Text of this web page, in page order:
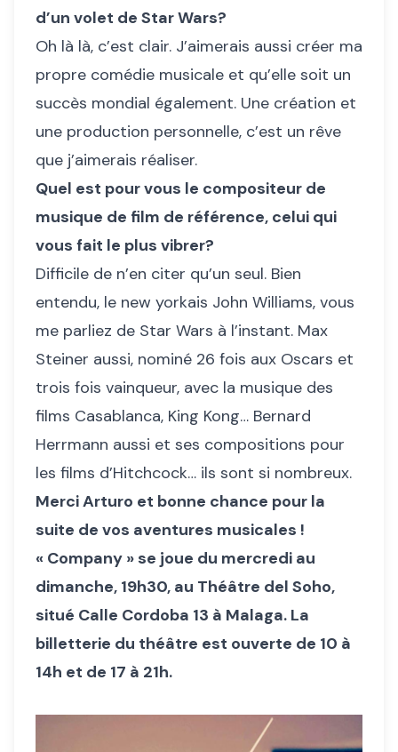
d’un volet de Star Wars?
Oh là là, c’est clair. J’aimerais aussi créer ma
propre comédie musicale et qu’elle soit un
succès mondial également. Une création et
une production personnelle, c’est un rêve
que j’aimerais réaliser.
Quel est pour vous le compositeur de
musique de film de référence, celui qui
vous fait le plus vibrer?
Difficile de n’en citer qu’un seul. Bien
entendu, le new yorkais John Williams, vous
me parliez de Star Wars à l’instant. Max
Steiner aussi, nominé 26 fois aux Oscars et
trois fois vainqueur, avec la musique des
films Casablanca, King Kong… Bernard
Herrmann aussi et ses compositions pour
les films d’Hitchcock… ils sont si nombreux.
Merci Arturo et bonne chance pour la
suite de vos aventures musicales !
« Company » se joue du mercredi au
dimanche, 19h30, au Théâtre del Soho,
situé Calle Cordoba 13 à Malaga. La
billetterie du théâtre est ouverte de 10 à
14h et de 17 à 21h.